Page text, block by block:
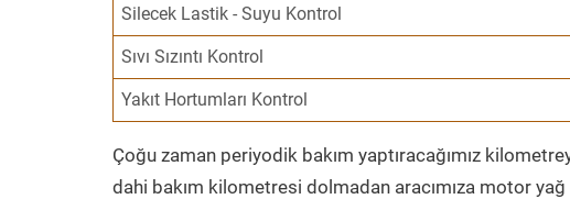
Silecek Lastik - Suyu Kontrol
Sıvı Sızıntı Kontrol
Yakıt Hortumları Kontrol
Çoğu zaman periyodik bakım yaptıracağımız
dahi bakım kilometresi dolmadan aracımıza motor